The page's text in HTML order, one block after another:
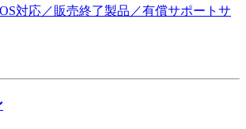
対応／販売終了製品／有償サポートサ